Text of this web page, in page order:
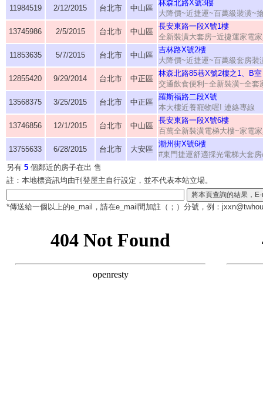
11984519 2/12/2015 台北市 中山區
林森北路X號3樓
大降價~近捷運~百萬級裝潢~
13745986 2/5/2015 台北市 中山區
長安東路一段X號1樓
全新裝潢大套房~近捷運家電
11853635 5/7/2015 台北市 中山區
吉林路X號2樓
大降價~近捷運~百萬級套房裝
12855420 9/29/2014 台北市 中正區
林森北路85巷X號2樓之1、B室
交通飲食便利~全新裝潢~全套
13568375 3/25/2015 台北市 中正區
羅斯福路二段X號
本大樓近養寵物喔! 連絡專線
13746856 12/1/2015 台北市 中山區
長安東路一段X號6樓
百萬全新裝潢電梯大樓~家電
13755633 6/28/2015 台北市 大安區
潮州街X號6樓
#東門捷運舒適採光電梯大套
另有 5 個鄰近的房子在出 售
註：本地標資訊均由刊登屋主自行設定，並不代表本站立場。
*傳送給一個以上的e_mail，請在e_mail間加註（ ； ）分號，例：